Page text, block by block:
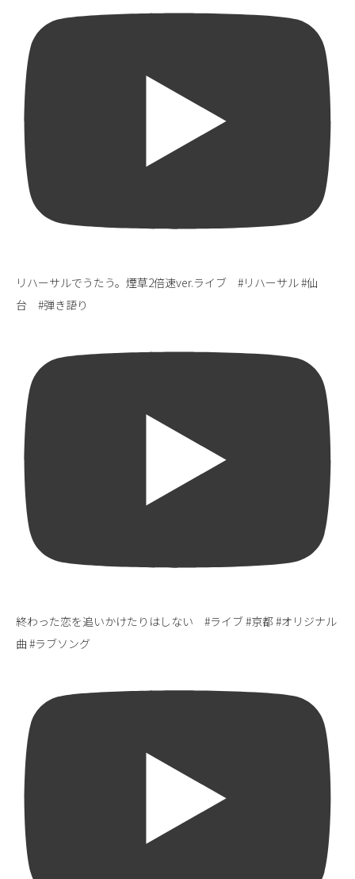
リハーサルでうたう。煙草2倍速ver.ライブ #リハーサル #仙
台 #弾き語り
終わった恋を追いかけたりはしない #ライブ #京都 #オリジナル
曲 #ラブソング